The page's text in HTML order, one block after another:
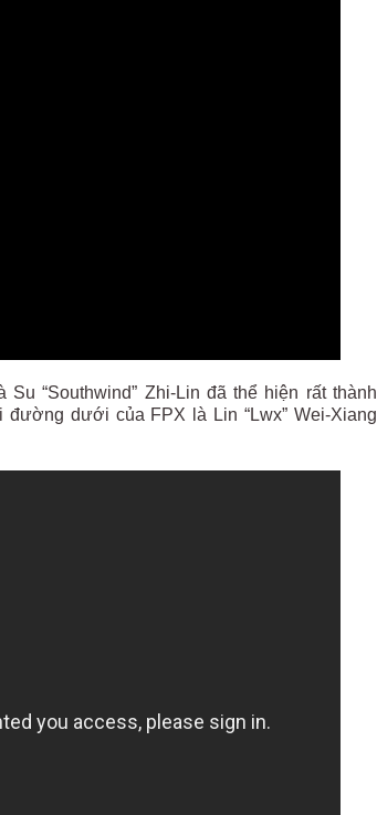
“Southwind” Zhi-Lin đã thể hiện rất thành
dưới của FPX là Lin “Lwx” Wei-Xiang